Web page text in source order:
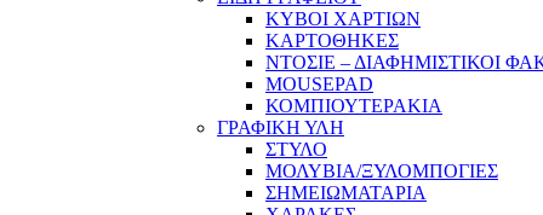
ΚΥΒΟΙ ΧΑΡΤΙΩΝ
ΚΑΡΤΟΘΗΚΕΣ
ΝΤΟΣΙΕ – ΔΙΑΦΗΜΙΣΤΙΚΟΙ
MOUSEPAD
ΚΟΜΠΙΟΥΤΕΡΑΚΙΑ
ΓΡΑΦΙΚΗ ΥΛΗ
ΣΤΥΛΟ
ΜΟΛΥΒΙΑ/ΞΥΛΟΜΠΟΓΙΕΣ
ΣΗΜΕΙΩΜΑΤΑΡΙΑ